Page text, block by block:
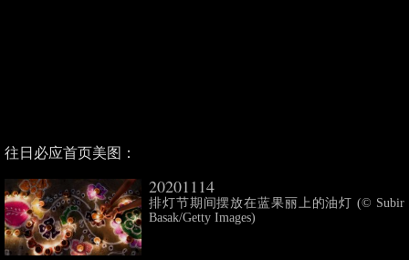
往日必应首页美图：
20201114
排灯节期间摆放在蓝果丽上的油灯 (© Subir
Basak/Getty Images)